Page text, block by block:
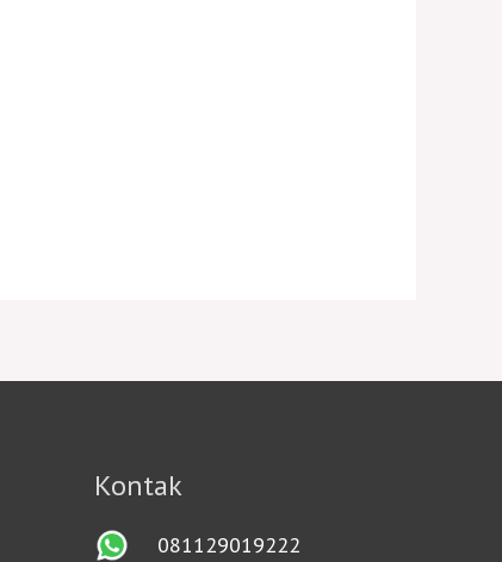
Kontak
081129019222